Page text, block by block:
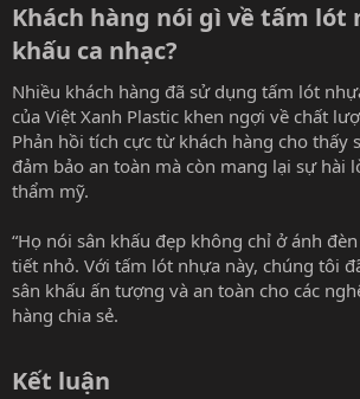
Khách hàng nói gì về tấm lót
khấu ca nhạc?​
Nhiều khách hàng đã sử dụng tấm lót
của Việt Xanh Plastic khen ngợi về chất
Phản hồi tích cực từ khách hàng cho thấy
đảm bảo an toàn mà còn mang lại sự hài
thẩm mỹ.
“Họ nói sân khấu đẹp không chỉ ở ánh
tiết nhỏ. Với tấm lót nhựa này, chúng tôi
sân khấu ấn tượng và an toàn cho các
hàng chia sẻ.
Kết luận​